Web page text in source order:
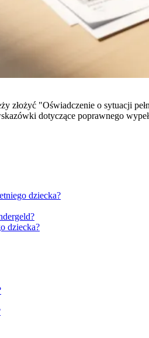
złożyć "Oświadczenie o sytuacji
dotyczące poprawnego
dziecka?
dziecka?